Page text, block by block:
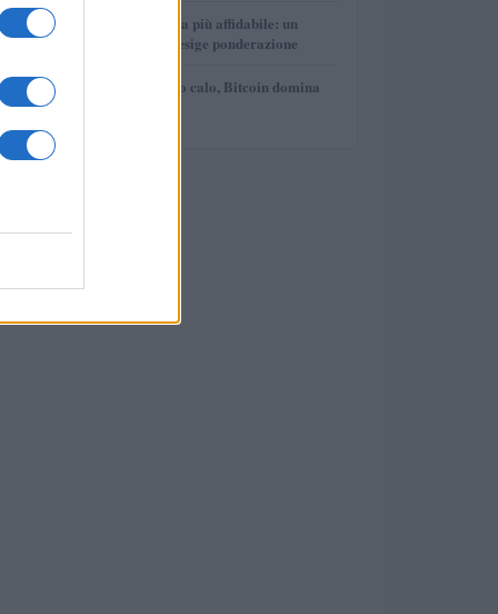
4
La macchina usata più affidabile: un
investimento che esige ponderazione
5
Mercati in leggero calo, Bitcoin domina